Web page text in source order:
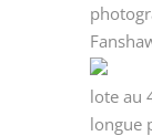
lote au
longue